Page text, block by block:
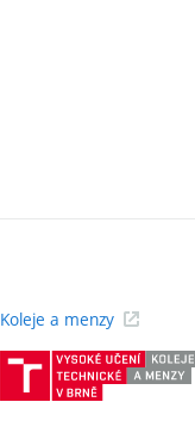
Koleje a menzy